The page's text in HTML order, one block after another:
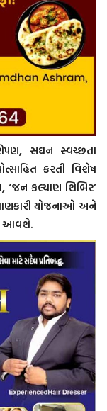
સઘન સ્વચ્છતા
કરતી વિશેષ
કલ્યાણ શિબિર’
યોજનાઓ અને
આવશે.